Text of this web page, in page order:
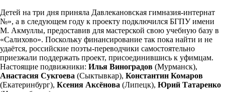
Детей на три дня приняла Давлекановская гимназия-интернат
№», а в следующем году к проекту подключился БГПУ имени
М. Акмуллы, предоставив для мастерской свою учебную базу в
«Салихово». Поскольку финансирование так пока найти и не
удаётся, российские поэты-переводчики самостоятельно
приезжали поддержать проект, присоединившись к уфимцам.
Настоящие подвижники: Илья Виноградов (Мурманск),
Анастасия Сукгоева (Сыктывкар), Константин Комаров
(Екатеринбург), Ксения Аксёнова (Липецк), Юрий Татаренко